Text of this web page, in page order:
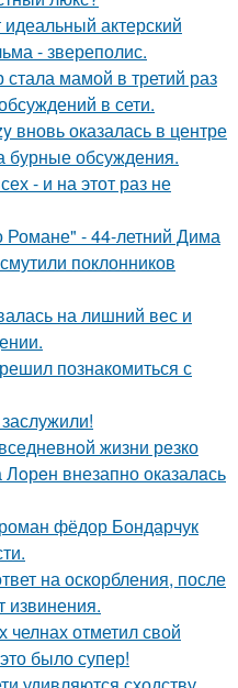
актерский
- звереполис.
мамой в третий раз
в сети.
вновь оказалась в центре
бурные обсуждения.
- и на этот раз не
- 44-летний Дима
поклонников
на лишний вес и
познакомиться с
жизни резко
внезапно оказалaсь
фёдор Бондарчук
на оскорбления, после
извинения.
отметил свой
было супер!